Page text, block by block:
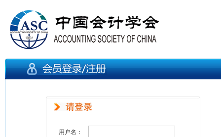
用户名：